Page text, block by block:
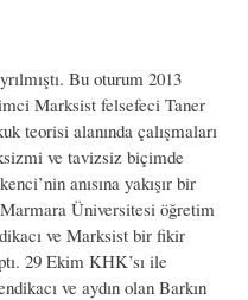
Bu oturum 2013
Marksist felsefeci Taner
teorisi alanında çalışmaları
ve tavizsiz biçimde
anısına yakışır bir
Marmara Üniversitesi öğretim
ve Marksist bir fikir
29 Ekim KHK’sı ile
ve aydın olan Barkın